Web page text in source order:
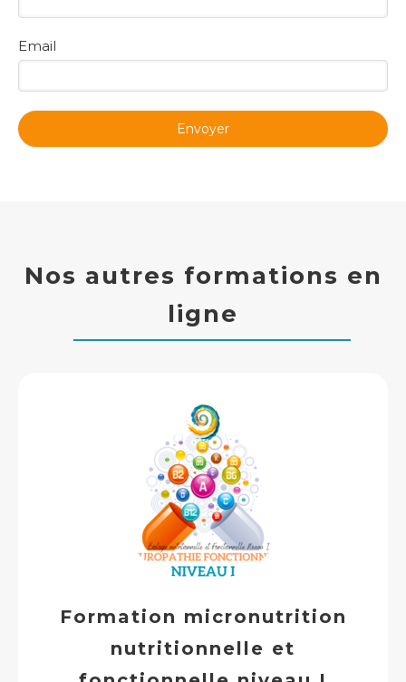
Email
Envoyer
Nos autres formations en
ligne
Formation micronutrition
nutritionnelle et